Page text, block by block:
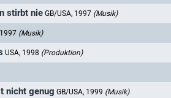
stirbt nie GB/USA, 1997 (Musik)
(Musik)
USA, 1998 (Produktion)
nicht genug GB/USA, 1999 (Musik)